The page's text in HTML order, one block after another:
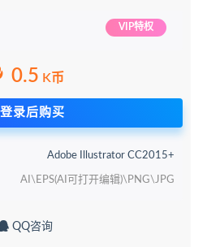
VIP特权
0.5 K币
登录后购买
Adobe Illustrator CC2015+
AI\EPS(AI可打开编辑)\PNG\JPG
QQ咨询